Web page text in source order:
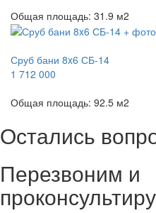
Общая площадь: 31.9 м2
Сруб бани 8x6 СБ-14
1 712 000
Общая площадь: 92.5 м2
Остались
Перезвоним и